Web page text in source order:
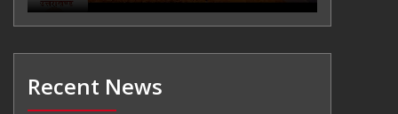
Recent News